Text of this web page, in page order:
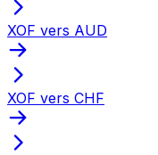
XOF vers AUD
XOF vers CHF